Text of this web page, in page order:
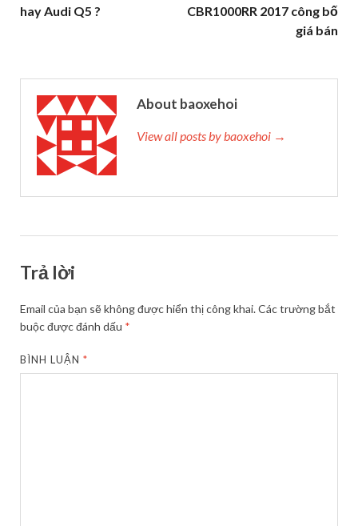
hay Audi Q5 ?
CBR1000RR 2017 công bố
giá bán
About baoxehoi
View all posts by baoxehoi →
Trả lời
Email của bạn sẽ không được hiển thị công khai.Các trường bắt
buộc được đánh dấu *
BÌNH LUẬN*